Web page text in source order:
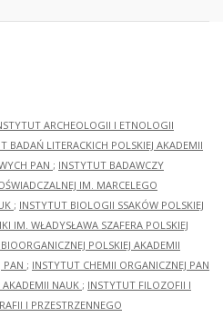
ARCHEOLOGII I ETNOLOGII
BADAŃ LITERACKICH POLSKIEJ AKADEMII
PAN ; INSTYTUT BADAWCZY
IM. MARCELEGO
; INSTYTUT BIOLOGII SSAKÓW POLSKIEJ
IM. WŁADYSŁAWA SZAFERA POLSKIEJ
POLSKIEJ AKADEMII
PAN ; INSTYTUT CHEMII ORGANICZNEJ PAN
AKADEMII NAUK ; INSTYTUT FILOZOFII I
I PRZESTRZENNEGO